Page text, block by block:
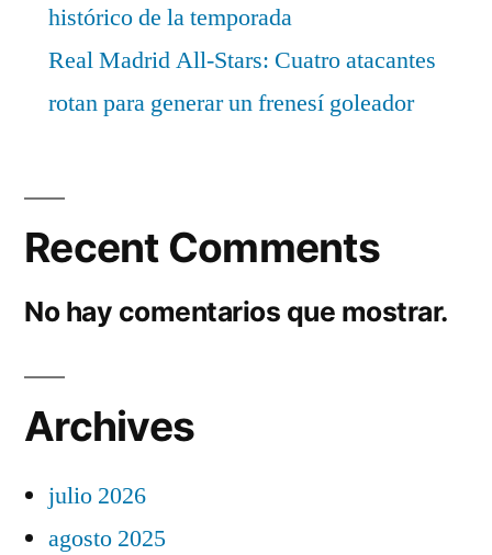
histórico de la temporada
Real Madrid All-Stars: Cuatro atacantes
rotan para generar un frenesí goleador
Recent Comments
No hay comentarios que mostrar.
Archives
julio 2026
agosto 2025